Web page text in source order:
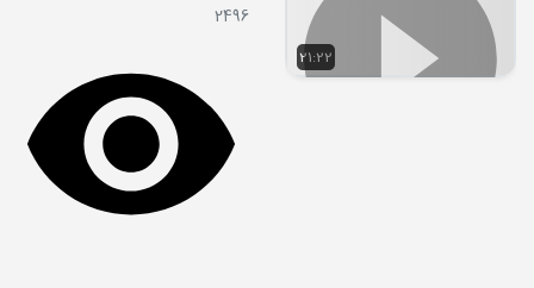
21:22
2496